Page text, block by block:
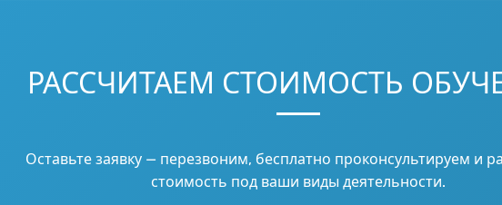
РАССЧИТАЕМ СТОИМОСТЬ
Оставьте заявку — перезвоним, бесплатно проконсультируем и
стоимость под ваши виды деятельности.